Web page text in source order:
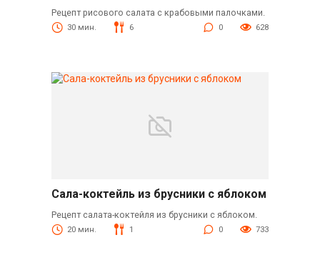
Рецепт рисового салата с крабовыми палочками.
30 мин. 6 0 628
Сала-коктейль из брусники с яблоком
Рецепт салата-коктейля из брусники с яблоком.
20 мин. 1 0 733